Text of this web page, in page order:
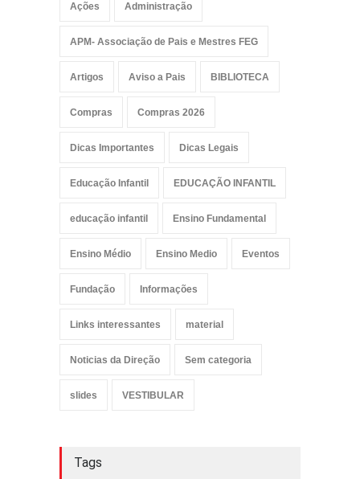
Ações Administração
APM- Associação de Pais e Mestres FEG
Artigos Aviso a Pais BIBLIOTECA
Compras Compras 2026
Dicas Importantes Dicas Legais
Educação Infantil EDUCAÇÃO INFANTIL
educação infantil Ensino Fundamental
Ensino Médio Ensino Medio Eventos
Fundação Informações
Links interessantes material
Noticias da Direção Sem categoria
slides VESTIBULAR
Tags